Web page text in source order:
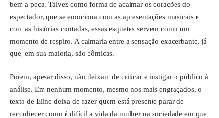
bem a peça. Talvez como forma de acalmar os corações do
espectador, que se emociona com as apresentações musicais e
com as histórias contadas, essas esquetes servem como um
momento de respiro. A calmaria entre a sensação exacerbante, já
que, em sua maioria, são cômicas.
Porém, apesar disso, não deixam de criticar e instigar o público à
análise. Em nenhum momento, mesmo nos mais engraçados, o
texto de Eline deixa de fazer quem está presente parar de
reconhecer como é difícil a vida da mulher na sociedade em que